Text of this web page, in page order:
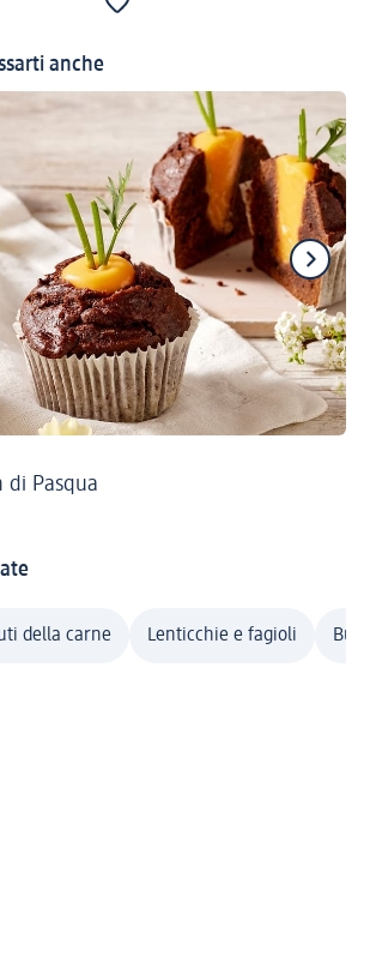
anche
di Pasqua
della carne Lenticchie e fagioli